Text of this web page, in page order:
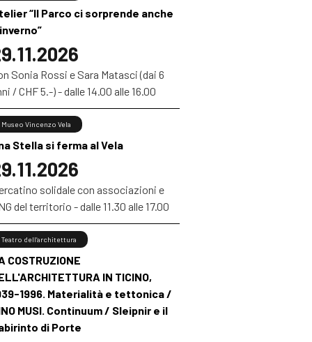
“Il Parco ci sorprende anche
Sonia Rossi e Sara Matasci (dai 6
/ CHF 5.-) - dalle 14.00 alle 16.00
Stella si ferma al Vela
Museo Vincenzo Vela
solidale con associazioni e
del territorio - dalle 11.30 alle 17.00
COSTRUZIONE
IN TICINO,
1996. Materialità e tettonica /
MUSI. Continuum / Sleipnir e il
di Porte
Teatro dell’architettura